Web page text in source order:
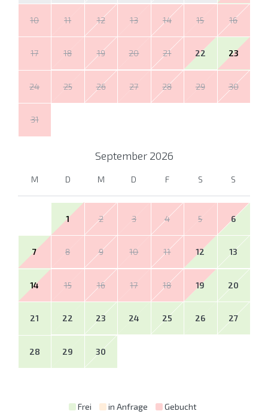
10 11 12 13 14 15 16
17 18 19 20 21 22 23
24 25 26 27 28 29 30
31
September 2026
M D M D F S S
1 2 3 4 5 6
7 8 9 10 11 12 13
14 15 16 17 18 19 20
21 22 23 24 25 26 27
28 29 30
Frei in Anfrage Gebucht